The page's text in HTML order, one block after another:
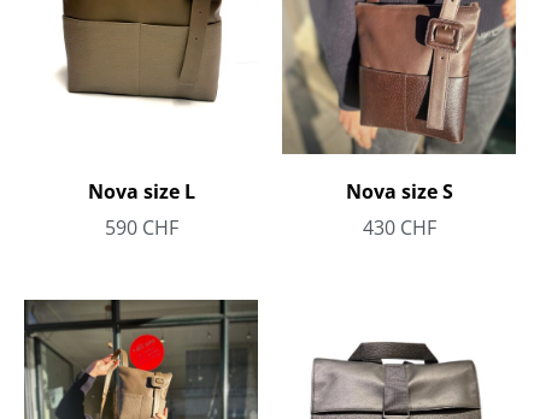
Nova size L
590 CHF
Nova size S
430 CHF